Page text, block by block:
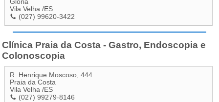
Glória
Vila Velha /ES
(027) 99620-3422
Clínica Praia da Costa - Gastro, Endoscopia e
Colonoscopia
R. Henrique Moscoso, 444
Praia da Costa
Vila Velha /ES
(027) 99279-8146